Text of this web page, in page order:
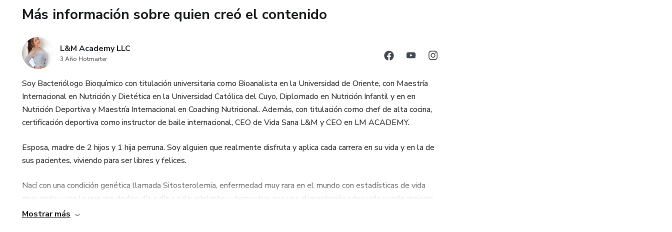
Más información sobre quien creó el contenido
L&M Academy LLC
3 Año Hotmarter
Soy Bacteriólogo Bioquímico con titulación universitaria como Bioanalista en la Universidad de Oriente, con Maestría
Internacional en Nutrición y Dietética en la Universidad Católica del Cuyo, Diplomado en Nutrición Infantil y en en
Nutrición Deportiva y Maestría Internacional en Coaching Nutricional. Además, con titulación como chef de alta cocina,
certificación deportiva como instructor de baile internacional, CEO de Vida Sana L&M y CEO en LM ACADEMY.
Esposa, madre de 2 hijos y 1 hija perruna. Soy alguien que realmente disfruta y aplica cada carrera en su vida y en la de
sus pacientes, viviendo para ser libres y felices.
Nací con una condición genética llamada Sitosterolemia, enfermedad muy rara en el mundo con estadísticas de vida
muy corta y con la que me dedico día a día a salir adelante y demostrar que una alimentación adecuada puede mejorar
hasta la condición más difícil en seres humanos. Soy ejemplo no solo con los logros de mis pacientes sino con los míos
Mostrar más